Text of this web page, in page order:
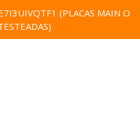
(PLACAS MAIN O